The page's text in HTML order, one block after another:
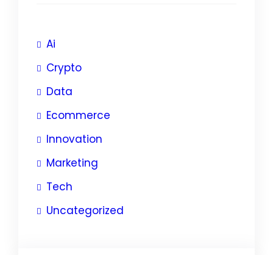
Ai
Crypto
Data
Ecommerce
Innovation
Marketing
Tech
Uncategorized